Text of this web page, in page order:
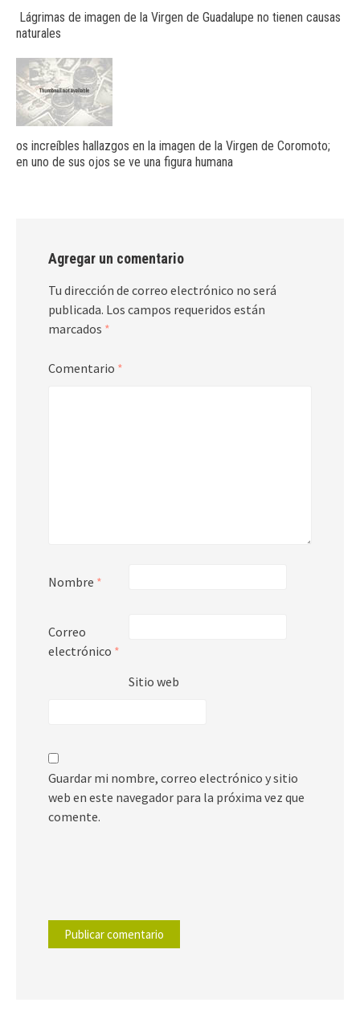
Lágrimas de imagen de la Virgen de Guadalupe no tienen causas
naturales
os increíbles hallazgos en la imagen de la Virgen de Coromoto;
en uno de sus ojos se ve una figura humana
Agregar un comentario
Tu dirección de correo electrónico no será
publicada. Los campos requeridos están
marcados *
Comentario *
Nombre *
Correo
electrónico *
Sitio web
Guardar mi nombre, correo electrónico y sitio
web en este navegador para la próxima vez que
comente.